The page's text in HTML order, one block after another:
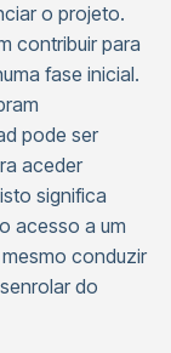
o projeto.
contribuir para
fase inicial.
pode ser
aceder
significa
acesso a um
conduzir
do